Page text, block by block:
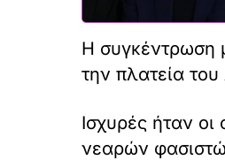
Η συγκέντρωση
την πλατεία
Ισχυρές ήταν
νεαρών